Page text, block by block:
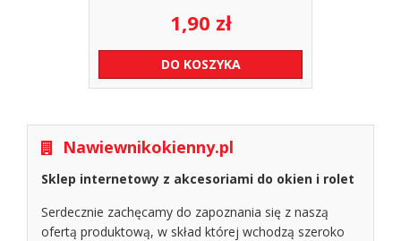
1,90 zł
DO KOSZYKA
Nawiewnikokienny.pl
Sklep internetowy z akcesoriami do okien i rolet
Serdecznie zachęcamy do zapoznania się z naszą
ofertą produktową, w skład której wchodzą szeroko